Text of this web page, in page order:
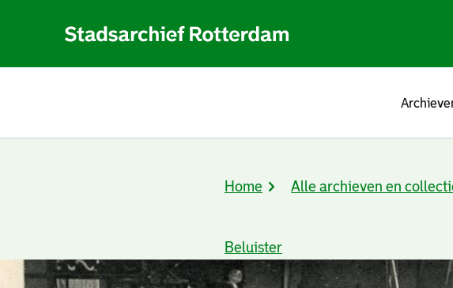
Kruimelpad
Home Alle archieven en
Beluister